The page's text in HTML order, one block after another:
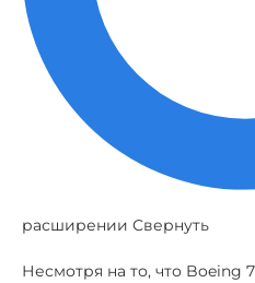
расширении Свернуть
Несмотря на то, что Boeing